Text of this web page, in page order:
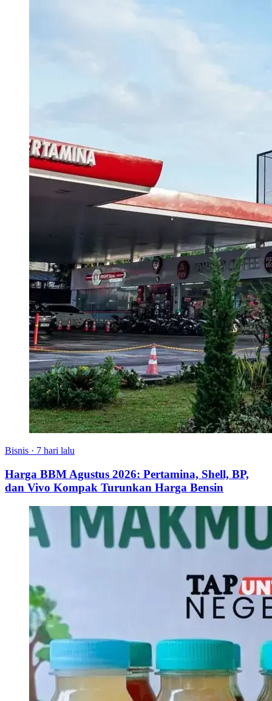
Bisnis · 7 hari lalu
Harga BBM Agustus 2026: Pertamina, Shell, BP,
dan Vivo Kompak Turunkan Harga Bensin